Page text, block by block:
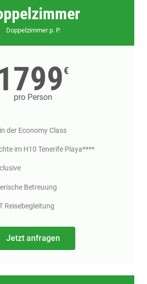
Doppelzimmer p. P.
€
pro Person
der Economy Class
im H10 Tenerife Playa****
Betreuung
Reisebegleitung
Jetzt anfragen